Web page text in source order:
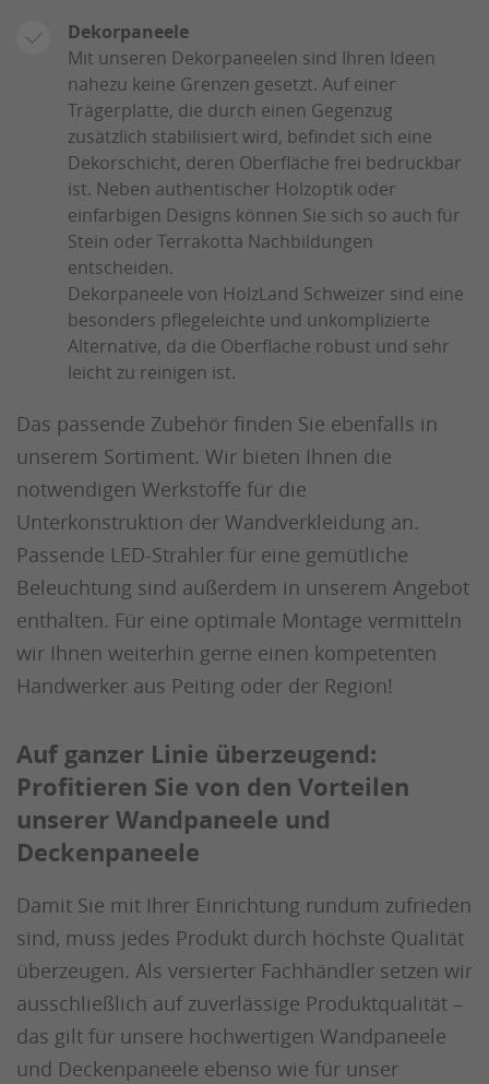
Dekorpaneele
Mit unseren Dekorpaneelen sind Ihren Ideen
nahezu keine Grenzen gesetzt. Auf einer
Trägerplatte, die durch einen Gegenzug
zusätzlich stabilisiert wird, befindet sich eine
Dekorschicht, deren Oberfläche frei bedruckbar
ist. Neben authentischer Holzoptik oder
einfarbigen Designs können Sie sich so auch für
Stein oder Terrakotta Nachbildungen
entscheiden.
Dekorpaneele von HolzLand Schweizer sind eine
besonders pflegeleichte und unkomplizierte
Alternative, da die Oberfläche robust und sehr
leicht zu reinigen ist.
Das passende Zubehör finden Sie ebenfalls in
unserem Sortiment. Wir bieten Ihnen die
notwendigen Werkstoffe für die
Unterkonstruktion der Wandverkleidung an.
Passende LED-Strahler für eine gemütliche
Beleuchtung sind außerdem in unserem Angebot
enthalten. Für eine optimale Montage vermitteln
wir Ihnen weiterhin gerne einen kompetenten
Handwerker aus Peiting oder der Region!
Auf ganzer Linie überzeugend:
Profitieren Sie von den Vorteilen
unserer Wandpaneele und
Deckenpaneele
Damit Sie mit Ihrer Einrichtung rundum zufrieden
sind, muss jedes Produkt durch höchste Qualität
überzeugen. Als versierter Fachhändler setzen wir
ausschließlich auf zuverlässige Produktqualität –
das gilt für unsere hochwertigen Wandpaneele
und Deckenpaneele ebenso wie für unser